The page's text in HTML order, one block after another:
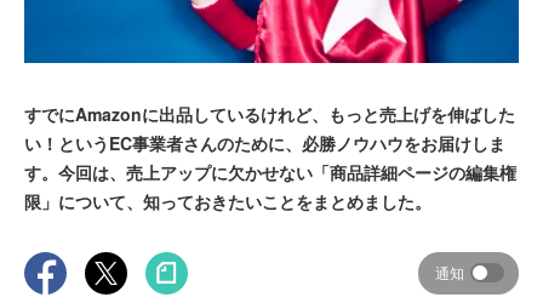
すでにAmazonに出品しているけれど、もっと売上げを伸ばした
い！というEC事業者さんのために、必勝ノウハウをお届けしま
す。今回は、売上アップに欠かせない「商品詳細ページの編集権
限」について、知っておきたいことをまとめました。
通知